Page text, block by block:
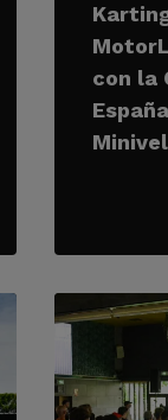
con la